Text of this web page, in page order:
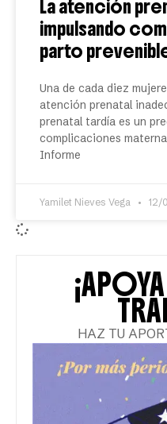
La atención
impulsando
parto
Una de cada diez
atención prenatal
prenatal tardía es un
complicaciones
Informe
Yamilet Nieves Vega 12/
HAZ TU